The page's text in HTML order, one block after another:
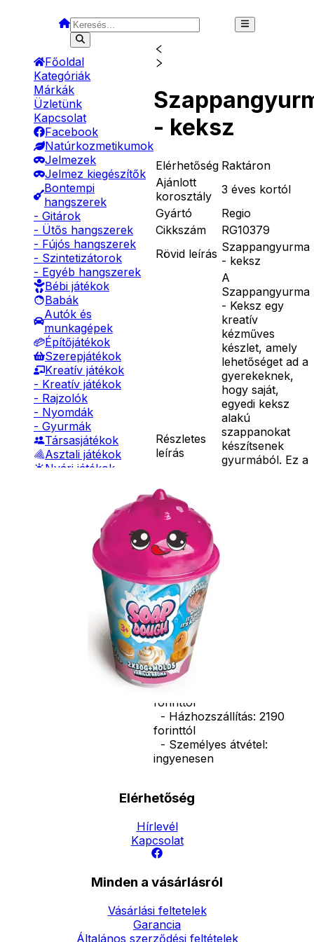
Főoldal
Kategóriák
Márkák
Üzletünk
Kapcsolat
Facebook
Natúrkozmetikumok
Jelmezek
Jelmez kiegészítők
Bontempi
hangszerek
- Gitárok
- Ütős hangszerek
- Fújós hangszerek
- Szintetizátorok
- Egyéb hangszerek
Bébi játékok
Babák
Autók és
munkagépek
Építőjátékok
Szerepjátékok
Kreatív játékok
- Kreatív játékok
- Rajzolók
- Nyomdák
- Gyurmák
Társasjátékok
Asztali játékok
Nyári játékok
- Hinta, csúszda
- Ütők, dobálók
- Strandcikkek
- Egyéb nyári játékok
Lábbal hajtós
Téli játékok
- keksz
Elérhetőség Raktáron
Ajánlott
korosztály
3 éves kortól
Gyártó
Regio
Cikkszám
RG10379
Rövid leírás Szappangyurma
- keksz
Részletes
leírás
A
Szappangyurma
- Keksz egy
kreatív
kézműves
készlet, amely
lehetőséget ad a
gyerekeknek,
hogy saját,
egyedi keksz
alakú
szappanokat
készítsenek
gyurmából. Ez a
Ár
Darab
Szállítás:
- Csomagautomata: 1190
forinttól
- Házhozszállítás: 2190
forinttól
- Személyes átvétel:
ingyenesen
Elérhetőség
Hírlevél
Kapcsolat
Minden a vásárlásról
Vásárlási feltetelek
Garancia
Általános szerződési feltételek